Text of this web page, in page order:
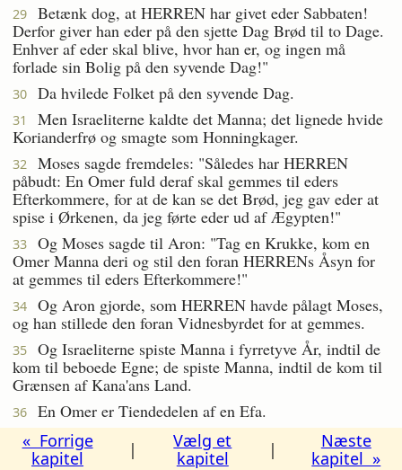
29
Betænk dog, at HERREN har givet eder Sabbaten!
Derfor giver han eder på den sjette Dag Brød til to Dage.
Enhver af eder skal blive, hvor han er, og ingen må
forlade sin Bolig på den syvende Dag!"
30 Da hvilede Folket på den syvende Dag.
31
Men Israeliterne kaldte det Manna; det lignede hvide
Korianderfrø og smagte som Honningkager.
32
Moses sagde fremdeles: "Således har HERREN
påbudt: En Omer fuld deraf skal gemmes til eders
Efterkommere, for at de kan se det Brød, jeg gav eder at
spise i Ørkenen, da jeg førte eder ud af Ægypten!"
33
Og Moses sagde til Aron: "Tag en Krukke, kom en
Omer Manna deri og stil den foran HERRENs Åsyn for
at gemmes til eders Efterkommere!"
34
Og Aron gjorde, som HERREN havde pålagt Moses,
og han stillede den foran Vidnesbyrdet for at gemmes.
35
Og Israeliterne spiste Manna i fyrretyve År, indtil de
kom til beboede Egne; de spiste Manna, indtil de kom til
Grænsen af Kana'ans Land.
36
En Omer er Tiendedelen af en Efa.
« Forrige
kapitel
|
Vælg et
kapitel
|
Næste
kapitel »